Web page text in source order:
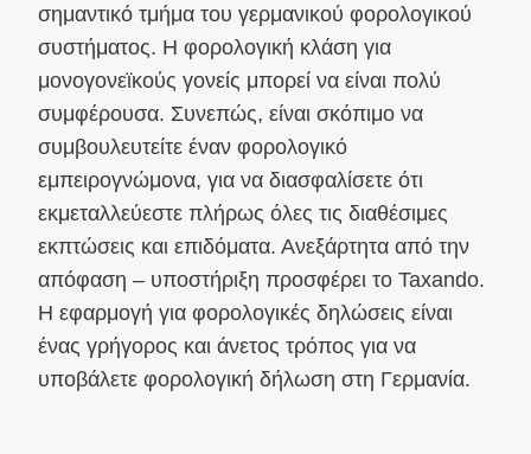
σημαντικό τμήμα του γερμανικού φορολογικού
συστήματος. Η φορολογική κλάση για
μονογονεϊκούς γονείς μπορεί να είναι πολύ
συμφέρουσα. Συνεπώς, είναι σκόπιμο να
συμβουλευτείτε έναν φορολογικό
εμπειρογνώμονα, για να διασφαλίσετε ότι
εκμεταλλεύεστε πλήρως όλες τις διαθέσιμες
εκπτώσεις και επιδόματα. Ανεξάρτητα από την
απόφαση – υποστήριξη προσφέρει το Taxando.
Η εφαρμογή για φορολογικές δηλώσεις είναι
ένας γρήγορος και άνετος τρόπος για να
υποβάλετε φορολογική δήλωση στη Γερμανία.